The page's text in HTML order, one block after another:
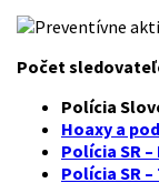
Počet
Polícia
Hoaxy a
Polícia SR
Polícia SR